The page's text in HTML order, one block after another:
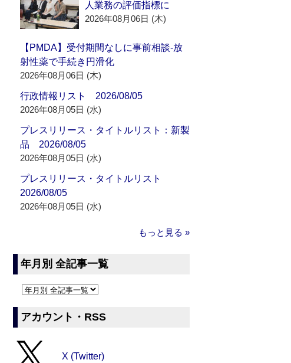
人業務の評価指標に
2026年08月06日 (木)
【PMDA】受付期間なしに事前相談‐放
射性薬で手続き円滑化
2026年08月06日 (木)
行政情報リスト 2026/08/05
2026年08月05日 (水)
プレスリリース・タイトルリスト：新製
品 2026/08/05
2026年08月05日 (水)
プレスリリース・タイトルリスト
2026/08/05
2026年08月05日 (水)
もっと見る »
年月別 全記事一覧
アカウント・RSS
X (Twitter)